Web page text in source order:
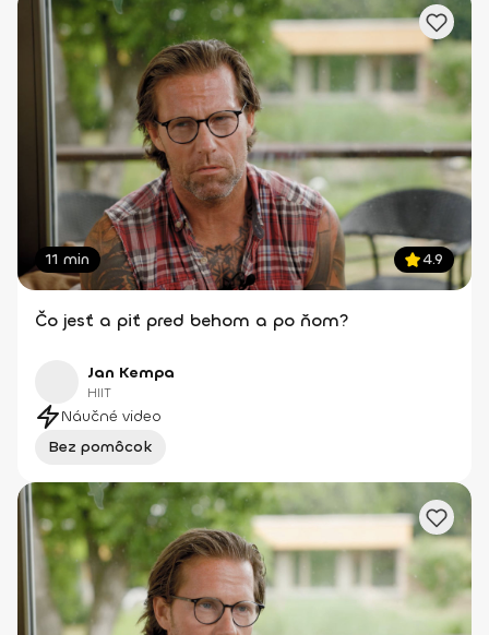
11 min 4.9
Čo jesť a piť pred behom a po ňom?
Jan Kempa
HIIT
Náučné video
Bez pomôcok